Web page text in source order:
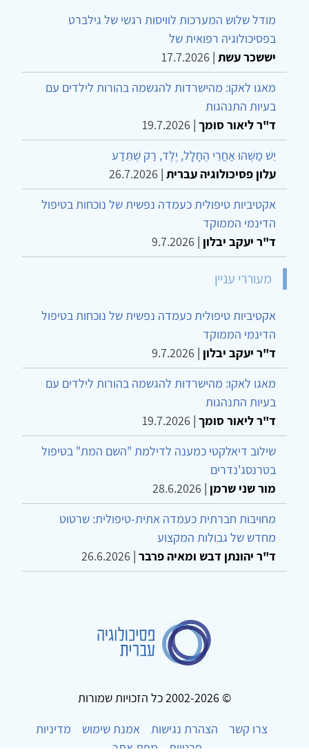
מודל שלוש המערכות לוויסות רגשי של גילברט
בפסיכולוגיה רפואית של
יששכר עשת |
17.7.2026
מאגו לאקו: מהישרדות להגשמה בהורות לילדים עם
בעיות התנהגות
ד"ר ליאור סומך |
19.7.2026
יֵשׁ מַשֶּׁהוּ אַחֲרֵי הֶחָלָל, יֶלֶד, רַק שֶׁתֵּדַע
עלון פסיכולוגיה עברית |
26.7.2026
אקטיביות טיפולית כעמדה נפשית של נוכחות בטיפול
הדינמי הממוקד
ד"ר יעקב יבלון |
9.7.2026
מעוררי עניין
אקטיביות טיפולית כעמדה נפשית של נוכחות בטיפול
הדינמי הממוקד
ד"ר יעקב יבלון |
9.7.2026
מאגו לאקו: מהישרדות להגשמה בהורות לילדים עם
בעיות התנהגות
ד"ר ליאור סומך |
19.7.2026
שילוב דיאלקטי כמענה לדילמת "השם המת" בטיפול
בטרנסג'נדרים
מור שני שרמן |
28.6.2026
מחויבות חברתית כעמדה אתית-טיפולית: שרטוט
מחדש של גבולות המקצוע
ד"ר יהונתן דבש ומאיה פרבר |
26.6.2026
© 2002-2026 כל הזכויות שמורות
צרו קשר
הצהרת נגישות אמנת שימוש
מדיניות
פרטיות
מפת אתר